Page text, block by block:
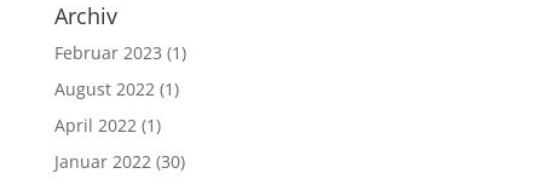
Archiv
Februar 2023 (1)
August 2022(1)
April 2022(1)
Januar 2022(30)